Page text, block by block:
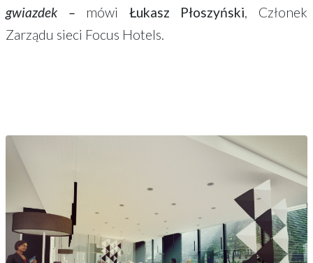
gwiazdek – mówi Łukasz Płoszyński, Członek
Zarządu sieci Focus Hotels.